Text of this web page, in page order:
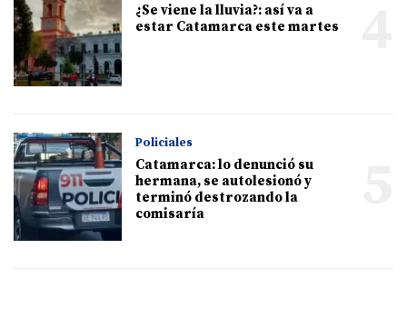
¿Se viene la lluvia?: así va a
estar Catamarca este martes
Policiales
Catamarca: lo denunció su
hermana, se autolesionó y
terminó destrozando la
comisaría